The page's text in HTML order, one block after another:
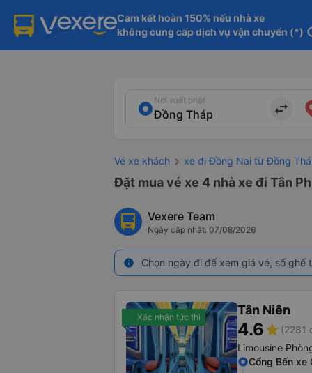
Cam kết hoàn 150% nếu nhà xe
không cung cấp dịch vụ vận chuyển (*)
Nơi xuất phát
import_export
Vé xe khách xe đi Đồng Nai từ Đồng
Đặt mua vé xe 4 nhà xe đi Tân
Vexere Team
Ngày cập nhật: 07/08/2026
info Chọn ngày đi để xem giá vé, số
Xác nhận tức thì Tân Niên
4.6star (2281
Limousine
Cổng Bến xe